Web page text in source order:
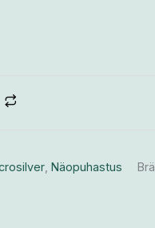
,Näopuhastus